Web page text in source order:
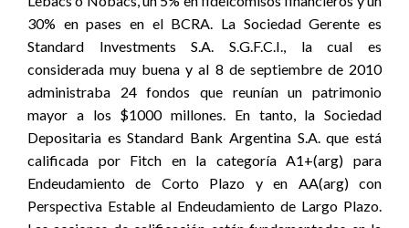
30% en pases en el BCRA. La Sociedad Gerente es
Standard Investments S.A. S.G.F.C.I., la cual es
considerada muy buena y al 8 de septiembre de 2010
administraba 24 fondos que reunían un patrimonio
mayor a los $1000 millones. En tanto, la Sociedad
Depositaria es Standard Bank Argentina S.A. que está
calificada por Fitch en la categoría A1+(arg) para
Endeudamiento de Corto Plazo y en AA(arg) con
Perspectiva Estable al Endeudamiento de Largo Plazo.